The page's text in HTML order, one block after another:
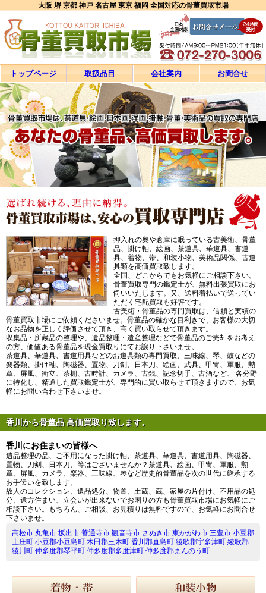
大阪 堺 京都 神戸 名古屋 東京 福岡 全国対応の骨董買取市場
トップページ 取扱品目 会社案内 お問合せ
押入れの奥や倉庫に眠っている古美術、骨董
品、掛け軸、絵画、茶道具、華道具、書道
具、着物、帯、和装小物、美術品関係、古道
具類を高価買取致します。
全国、どこからでもお気軽にご相談下さい。
骨董買取専門の鑑定士が、無料出張買取にお
伺いいたします。又、送料着払いで送ってい
ただく宅配買取も好評です。
古美術・骨董品の専門買取は、信頼と実績の
骨董買取市場にご依頼くださいませ。骨董品の確かな目利きで、お客様の大切
なお品物を正しく評価させて頂き、高く買い取らせて頂きます。
収集品・所蔵品の整理や、遺品整理・遺産整理などで骨董品のご売却をお考え
の方、価値ある骨董品を現金買取りにてお譲り下さいませ。
茶道具、華道具、書道用具などのお道具類の専門買取、三味線、琴、鼓などの
楽器類、掛け軸、陶磁器、置物、刀剣、日本刀、絵画、武具、甲冑、軍服、勲
章、屏風、衝立、茶棚、古時計、カメラ、古銭、記念切手、古酒など、 各分野
に特化し、精通した買取鑑定士が、専門的に買い取らせて頂きますので、お気
軽にお問い合わせ下さいませ。
香川から骨董品 高価買取り致します。
香川にお住まいの皆様へ
遺品整理の品、ご不用になった掛け軸、茶道具、華道具、書道用具、陶磁器、
置物、刀剣、日本刀、等はございませんか？茶道具、絵画、甲冑、軍服、勲
章、屏風、カメラ、楽器、三味線、琴など歴史的骨董品を次の世代に継承する
お手伝いを致します。
故人のコレクション、遺品処分、物置、土蔵、蔵、家屋の片付け、不用品の処
分、遠方住まい、立会いが出来ないでお困りの方も骨董買取市場にお気軽にご
相談下さい。もちろん、ご相談、お見積りは無料ですので、お気軽にお問合せ
下さいませ。
高松市 丸亀市 坂出市 善通寺市 観音寺市 さぬき市 東かがわ市 三豊市 小豆郡
土庄町 小豆郡小豆島町 木田郡三木町 香川郡直島町 綾歌郡宇多津町 綾歌郡
綾川町 仲多度郡琴平町 仲多度郡多度津町 仲多度郡まんのう町